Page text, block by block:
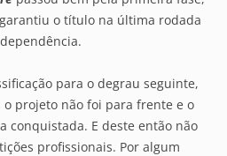
o título na última rodada
para o degrau seguinte,
o projeto não foi para frente e o
conquistada. E deste então não
profissionais. Por algum